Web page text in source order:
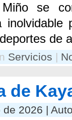
Miño se
de
Servicios |
de
2026 |